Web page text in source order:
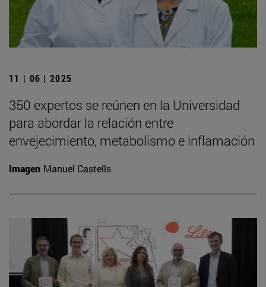
11 | 06 | 2025
350 expertos se reúnen en la Universidad
para abordar la relación entre
envejecimiento, metabolismo e inflamación
Imagen Manuel Castells